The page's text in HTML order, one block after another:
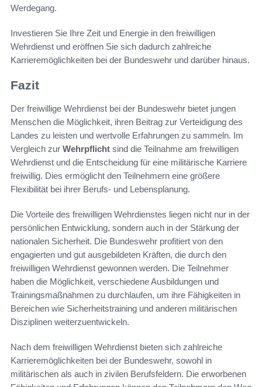
Werdegang.
Investieren Sie Ihre Zeit und Energie in den freiwilligen
Wehrdienst und eröffnen Sie sich dadurch zahlreiche
Karrieremöglichkeiten bei der Bundeswehr und darüber hinaus.
Fazit
Der freiwillige Wehrdienst bei der Bundeswehr bietet jungen
Menschen die Möglichkeit, ihren Beitrag zur Verteidigung des
Landes zu leisten und wertvolle Erfahrungen zu sammeln. Im
Vergleich zur Wehrpflicht sind die Teilnahme am freiwilligen
Wehrdienst und die Entscheidung für eine militärische Karriere
freiwillig. Dies ermöglicht den Teilnehmern eine größere
Flexibilität bei ihrer Berufs- und Lebensplanung.
Die Vorteile des freiwilligen Wehrdienstes liegen nicht nur in der
persönlichen Entwicklung, sondern auch in der Stärkung der
nationalen Sicherheit. Die Bundeswehr profitiert von den
engagierten und gut ausgebildeten Kräften, die durch den
freiwilligen Wehrdienst gewonnen werden. Die Teilnehmer
haben die Möglichkeit, verschiedene Ausbildungen und
Trainingsmaßnahmen zu durchlaufen, um ihre Fähigkeiten in
Bereichen wie Sicherheitstraining und anderen militärischen
Disziplinen weiterzuentwickeln.
Nach dem freiwilligen Wehrdienst bieten sich zahlreiche
Karrieremöglichkeiten bei der Bundeswehr, sowohl in
militärischen als auch in zivilen Berufsfeldern. Die erworbenen